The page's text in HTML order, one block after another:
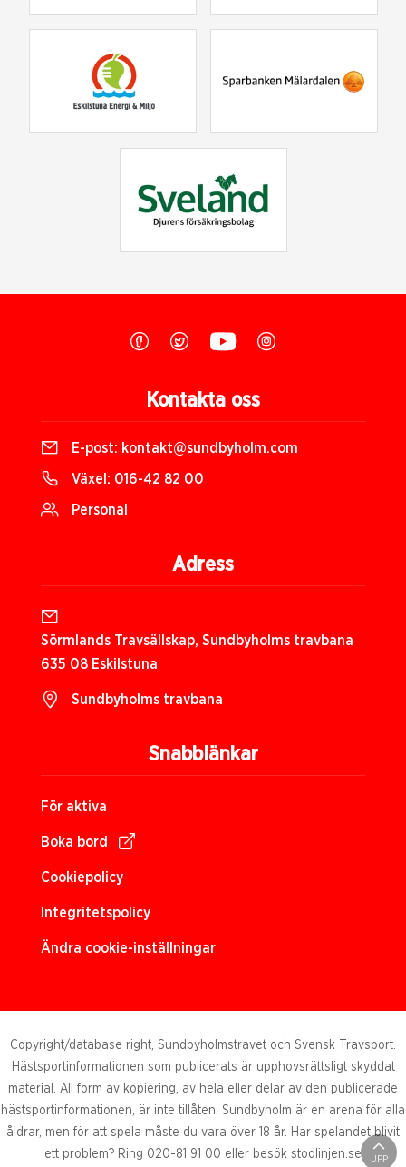
Snabblänkar
För aktiva
Boka bord
Cookiepolicy
Integritetspolicy
Ändra cookie-inställningar
Kontakta oss
E-post: kontakt@sundbyholm.com
Växel: 016-42 82 00
Personal
Adress
Sörmlands Travsällskap, Sundbyholms travbana
635 08 Eskilstuna
Sundbyholms travbana
UPP
Copyright/database right, Sundbyholmstravet och Svensk Travsport.
Hästsportinformationen som publicerats är upphovsrättsligt skyddat
material. All form av kopiering, av hela eller delar av den publicerade
hästsportinformationen, är inte tillåten. Sundbyholm är en arena för alla
åldrar, men för att spela måste du vara över 18 år. Har spelandet blivit
ett problem? Ring 020-81 91 00 eller besök stodlinjen.se